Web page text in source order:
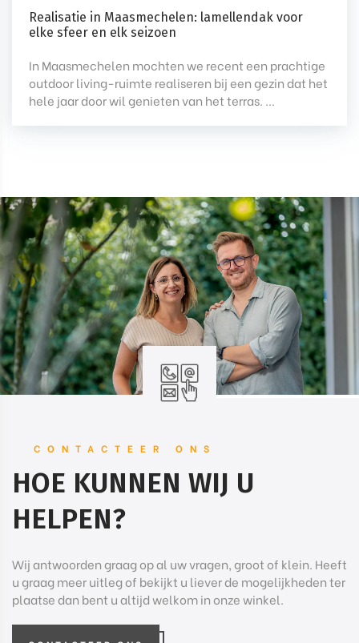
Realisatie in Maasmechelen: lamellendak voor
elke sfeer en elk seizoen
In Maasmechelen mochten we recent een prachtige
outdoor living-ruimte realiseren bij een gezin dat het
hele jaar door wil genieten van het terras. ...
CONTACTEER ONS
HOE KUNNEN WIJ U
HELPEN?
Wij antwoorden graag op al uw vragen, groot of klein. Heeft
u graag meer uitleg of bekijkt u liever de mogelijkheden ter
plaatse dan bent u altijd welkom in onze winkel.